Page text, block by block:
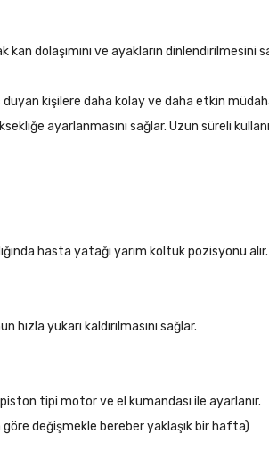
dolaşımını ve ayakların dinlendirilmesini
kişilere daha kolay ve daha etkin
ayarlanmasını sağlar. Uzun süreli
hasta yatağı yarım koltuk pozisyonu
yukarı kaldırılmasını sağlar.
tipi motor ve el kumandası ile ayarlanır.
göre değişmekle bereber yaklaşık bir hafta)